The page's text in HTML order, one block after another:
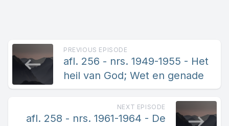
PREVIOUS EPISODE
afl. 256 - nrs. 1949-1955 - Het
heil van God; Wet en genade
NEXT EPISODE
afl. 258 - nrs. 1961-1964 - De